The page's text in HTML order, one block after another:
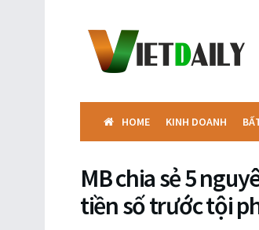
HOME KINH DOANH
MB chia sẻ 5
tiền số trước tội